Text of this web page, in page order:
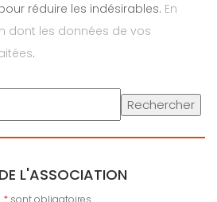
réduire les indésirables. En
dont les données de vos
.
Rechercher
L'ASSOCIATION
* sont obligatoires